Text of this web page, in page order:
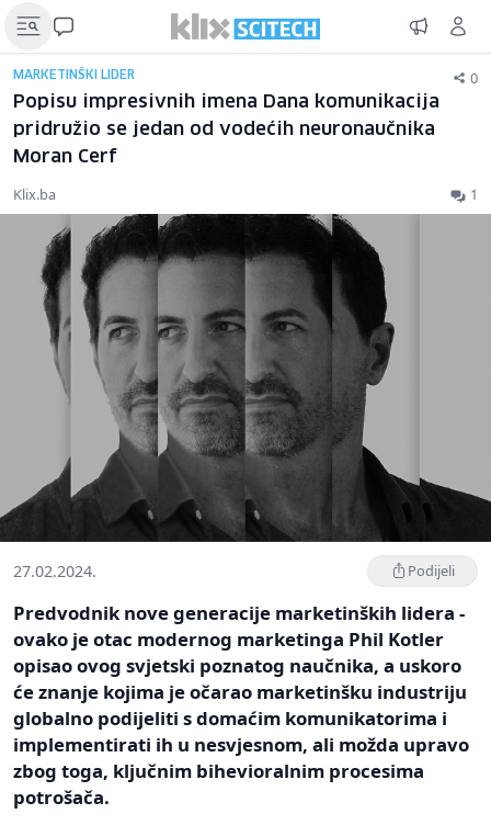
MARKETINŠKI LIDER 0
Popisu impresivnih imena Dana komunikacija
pridružio se jedan od vodećih neuronaučnika
Moran Cerf
Klix.ba 1
27.02.2024. Podijeli
Predvodnik nove generacije marketinških lidera -
ovako je otac modernog marketinga Phil Kotler
opisao ovog svjetski poznatog naučnika, a uskoro
će znanje kojima je očarao marketinšku industriju
globalno podijeliti s domaćim komunikatorima i
implementirati ih u nesvjesnom, ali možda upravo
zbog toga, ključnim bihevioralnim procesima
potrošača.